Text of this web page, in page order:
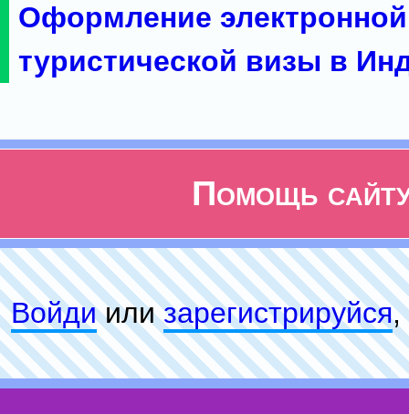
Оформление электронной
туристической визы в
Помощь
Войдиилизарeгиcтpируйся,